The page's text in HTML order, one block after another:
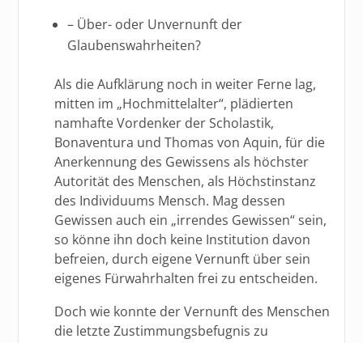
– Über- oder Unvernunft der
Glaubenswahrheiten?
Als die Aufklärung noch in weiter Ferne lag,
mitten im „Hochmittelalter“, plädierten
namhafte Vordenker der Scholastik,
Bonaventura und Thomas von Aquin, für die
Anerkennung des Gewissens als höchster
Autorität des Menschen, als Höchstinstanz
des Individuums Mensch. Mag dessen
Gewissen auch ein „irrendes Gewissen“ sein,
so könne ihn doch keine Institution davon
befreien, durch eigene Vernunft über sein
eigenes Fürwahrhalten frei zu entscheiden.
Doch wie konnte der Vernunft des Menschen
die letzte Zustimmungsbefugnis zu